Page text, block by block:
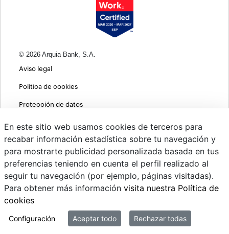
© 2026 Arquia Bank, S.A.
Aviso legal
Política de cookies
Protección de datos
Política de privacidad web
MIFID
PSD2
Cambio de divisas
Sistema interno de información
En este sitio web usamos cookies de terceros para
recabar información estadística sobre tu navegación y
para mostrarte publicidad personalizada basada en tus
preferencias teniendo en cuenta el perfil realizado al
seguir tu navegación (por ejemplo, páginas visitadas).
Para obtener más información visita nuestra Política de
cookies
Configuración Aceptar todo Rechazar todas